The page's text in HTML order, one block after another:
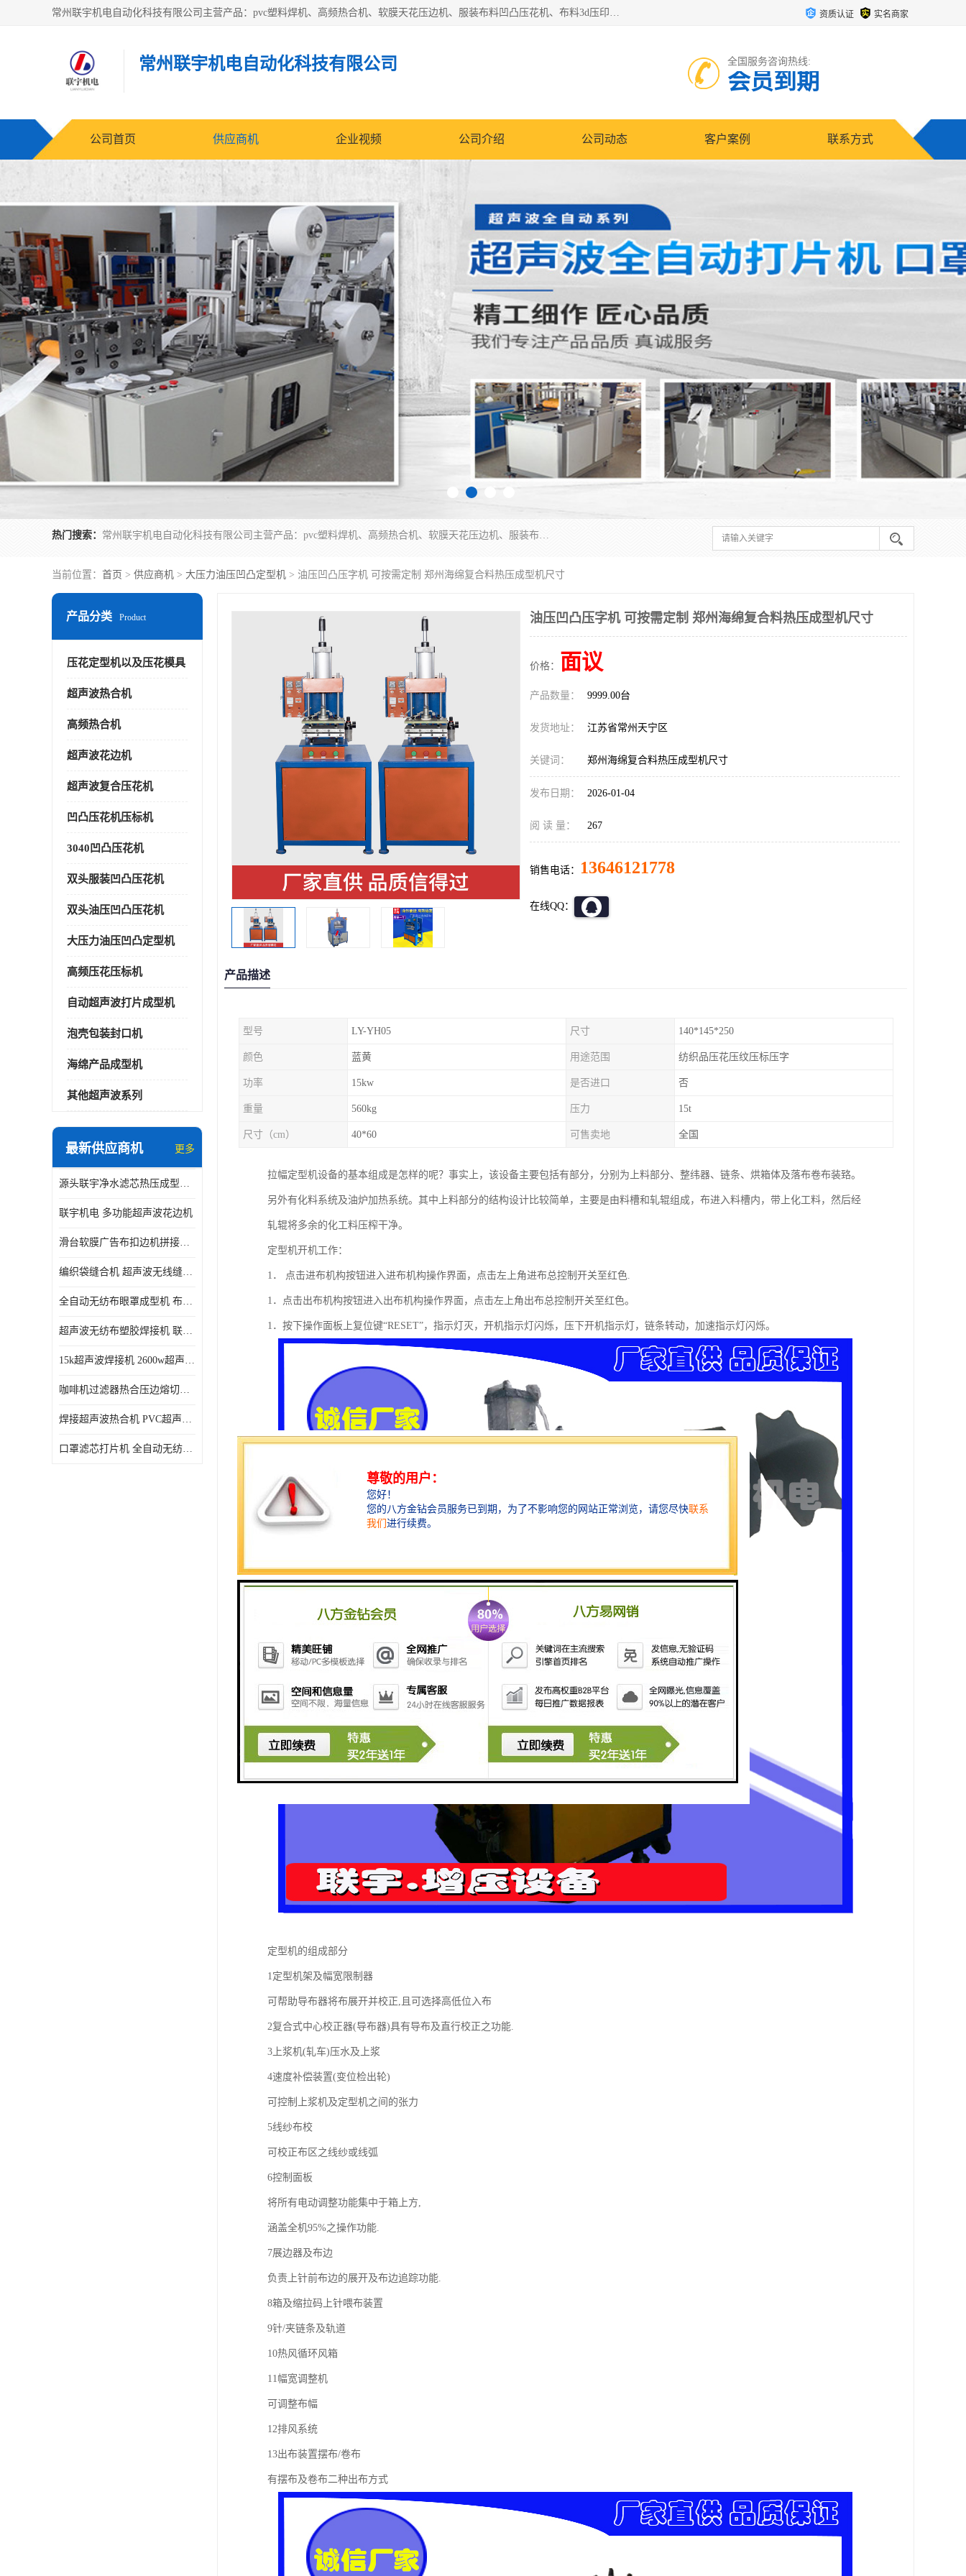
常州联宇机电自动化科技有限公司主营产品：pvc塑料焊机、高频热合机、软膜天花压边机、服装布料凹凸压花机、布料3d压印设备、服装植胶设备、超声波布料花边机、无纺布热合机、全自动压花机。 资质认证 实名商家
常州联宇机电自动化科技有限公司 全国服务咨询热线:
会员到期
公司首页 供应商机 企业视频 公司介绍 公司动态 客户案例 联系方式
热门搜索： 常州联宇机电自动化科技有限公司主营产品：pvc塑料焊机、高频热合机、软膜天花压边机、服装布料凹凸压花机、布料3d压印设备、服装植胶设备、超声波布料花边机、无纺布热合机、全自动压花机。
当前位置： 首页 > 供应商机 > 大压力油压凹凸定型机 > 油压凹凸压字机 可按需定制 郑州海绵复合料热压成型机尺寸
产品分类 Product
压花定型机以及压花模具
超声波热合机
高频热合机
超声波花边机
超声波复合压花机
凹凸压花机压标机
3040凹凸压花机
双头服装凹凸压花机
双头油压凹凸压花机
大压力油压凹凸定型机
高频压花压标机
自动超声波打片成型机
泡壳包装封口机
海绵产品成型机
其他超声波系列
最新供应商机 更多
源头联宇净水滤芯热压成型机器 超声波大功率封边机
联宇机电 多功能超声波花边机
滑台软膜广告布扣边机拼接机用于焊接热合拼接作用
编织袋缝合机 超声波无线缝合机 厂家现货供应
全自动无纺布眼罩成型机 布料海绵眼罩热合切边机
超声波无纺布塑胶焊接机 联宇制造
15k超声波焊接机 2600w超声波焊接机 联宇制造
咖啡机过滤器热合压边熔切机 超声波无纺布喷胶棉热合机
焊接超声波热合机 PVC超声波焊接机 无纺布超声波设备
口罩滤芯打片机 全自动无纺布压花压标设备 多层料复合机
油压凹凸压字机 可按需定制 郑州海绵复合料热压成型机尺寸
价格： 面议
产品数量： 9999.00台
发货地址： 江苏省常州天宁区
关键词： 郑州海绵复合料热压成型机尺寸
发布日期： 2026-01-04
阅 读 量： 267
销售电话： 13646121778
在线QQ：
产品描述
型号 LY-YH05 尺寸 140*145*250
颜色 蓝黄 用途范围 纺织品压花压纹压标压字
功率 15kw 是否进口 否
重量 560kg 压力 15t
尺寸（cm） 40*60 可售卖地 全国
拉幅定型机设备的基本组成是怎样的呢？事实上，该设备主要包括有部分，分别为上料部分、整纬器、链条、烘箱体及落布卷布装臵。
另外有化料系统及油炉加热系统。其中上料部分的结构设计比较简单，主要是由料槽和轧辊组成，布进入料槽内，带上化工料，然后经
轧辊将多余的化工料压榨干净。
定型机开机工作：
1． 点击进布机构按钮进入进布机构操作界面，点击左上角进布总控制开关至红色.
1．点击出布机构按钮进入出布机构操作界面，点击左上角出布总控制开关至红色。
1．按下操作面板上复位键“RESET”，指示灯灭，开机指示灯闪烁，压下开机指示灯，链条转动，加速指示灯闪烁。
定型机的组成部分
1定型机架及幅宽限制器
可帮助导布器将布展开并校正,且可选择高低位入布
2复合式中心校正器(导布器)具有导布及直行校正之功能.
3上浆机(轧车)压水及上浆
4速度补偿装置(变位检出轮)
可控制上浆机及定型机之间的张力
5线纱布校
可校正布区之线纱或线弧
6控制面板
将所有电动调整功能集中于箱上方,
涵盖全机95%之操作功能.
7展边器及布边
负责上针前布边的展开及布边追踪功能.
8箱及缩拉码上针喂布装置
9针/夹链条及轨道
10热风循环风箱
11幅宽调整机
可调整布幅
12排风系统
13出布装置摆布/卷布
有摆布及卷布二种出布方式